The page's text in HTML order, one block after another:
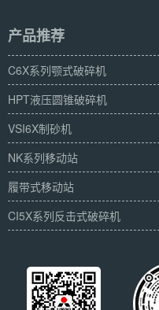
产品推荐
C6X系列颚式破碎机
HPT液压圆锥破碎机
VSI6X制砂机
NK系列移动站
履带式移动站
CI5X系列反击式破碎机